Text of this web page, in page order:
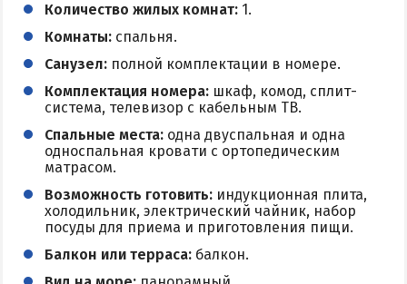
Количество жилых комнат: 1.
Комнаты: спальня.
Санузел: полной комплектации в номере.
Комплектация номера: шкаф, комод, сплит-
система, телевизор с кабельным ТВ.
Спальные места: одна двуспальная и одна
односпальная кровати с ортопедическим
матрасом.
Возможность готовить: индукционная плита,
холодильник, электрический чайник, набор
посуды для приема и приготовления пищи.
Балкон или терраса: балкон.